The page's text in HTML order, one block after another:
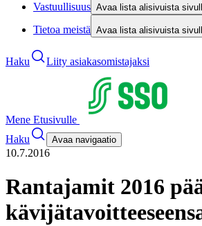
Vastuullisuus Avaa lista alisivuista
Tietoa meistä Avaa lista alisivuista
Haku Liity asiakasomistajaksi
Mene Etusivulle
Haku
Avaa navigaatio
10.7.2016
Rantajamit 2016